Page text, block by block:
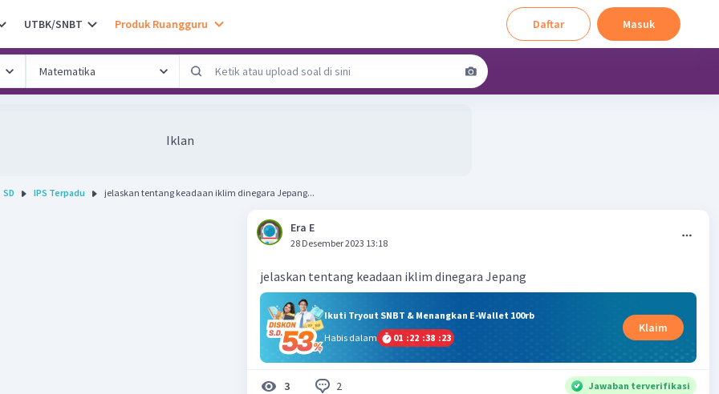
UTBK/SNBT Produk Ruangguru Daftar Masuk
Iklan
SD IPS Terpadu jelaskan tentang keadaan iklim dinegara Jepang...
Era E
28 Desember 2023 13:18
jelaskan tentang keadaan iklim dinegara Jepang
Ikuti Tryout SNBT & Menangkan E-Wallet 100rb
Habis dalam
01 :22 :38 :22
Klaim
3 2 Jawaban terverifikasi